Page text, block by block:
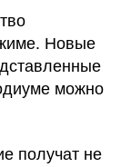
Новые
можно
получат не